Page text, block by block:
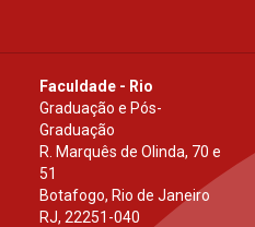
Faculdade - Rio
Graduação e Pós-
Graduação
R. Marquês de Olinda, 70 e
51
Botafogo, Rio de Janeiro
RJ,22251-040